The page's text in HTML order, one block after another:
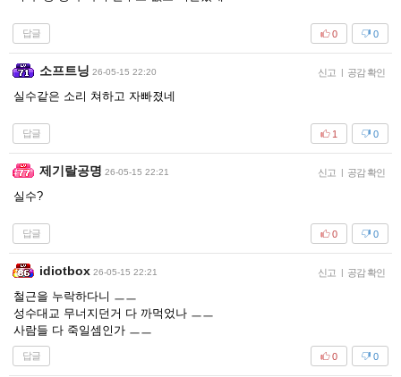
답글 0
0
소프트닝 26-05-15 22:20 신고 | 공감 확인
실수같은 소리 쳐하고 자빠졌네
답글 0
1
제기랄공명 26-05-15 22:21 신고 | 공감 확인
실수?
답글 0
0
idiotbox 26-05-15 22:21 신고 | 공감 확인
철근을 누락하다니 ㅡㅡ
성수대교 무너지던거 다 까먹었나 ㅡㅡ
사람들 다 죽일셈인가 ㅡㅡ
답글 0
0